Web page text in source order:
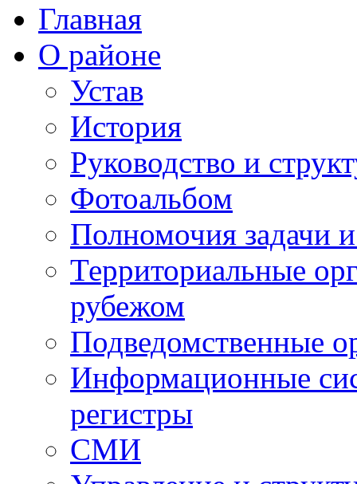
Главная
О районе
Устав
История
Руководство и
Фотоальбом
Полномочия задачи
Территориальные
рубежом
Подведомственные
Информационные
регистры
СМИ